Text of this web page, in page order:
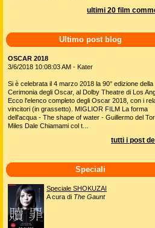
ultimi 20 film
Ultimo post blog
OSCAR 2018
3/6/2018 10:08:03 AM - Kater
Si è celebrata il 4 marzo 2018 la 90° edizione della
Cerimonia degli Oscar, al Dolby Theatre di Los
Ecco l'elenco completo degli Oscar 2018, con i
vincitori (in grassetto). MIGLIOR FILM La forma
dell'acqua - The shape of water - Guillermo del
Miles Dale Chiamami col t...
tutti i post
Speciali
Speciale SHOKUZAI
A cura di The Gaunt